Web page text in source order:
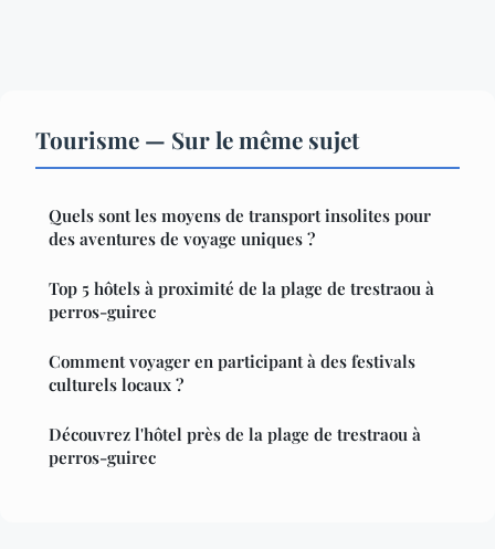
Tourisme — Sur le même sujet
Quels sont les moyens de transport insolites pour
des aventures de voyage uniques ?
Top 5 hôtels à proximité de la plage de trestraou à
perros-guirec
Comment voyager en participant à des festivals
culturels locaux ?
Découvrez l'hôtel près de la plage de trestraou à
perros-guirec